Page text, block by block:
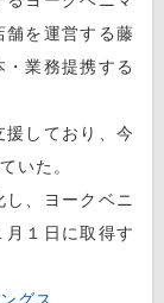
舗を運営する藤
業務提携する
しており、今
いた。
、ヨークベニ
１日に取得す